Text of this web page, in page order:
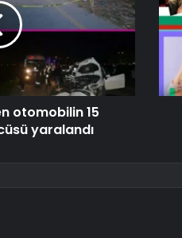
otomobilin 15
yaralandı